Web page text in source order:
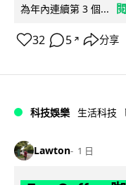
為年內連續第 3 個...
32 5 ↗ 分享
科技娛樂 生活科技
Lawton 1 日